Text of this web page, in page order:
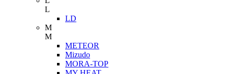
L
LD
M
M
METEOR
Mizudo
MORA-TOP